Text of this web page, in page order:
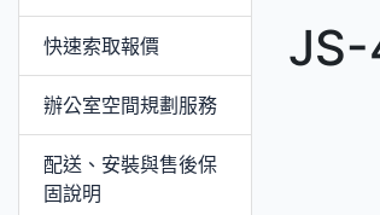
快速索取報價
辦公室空間規劃服務
配送、安裝與售後保
固說明
JS-